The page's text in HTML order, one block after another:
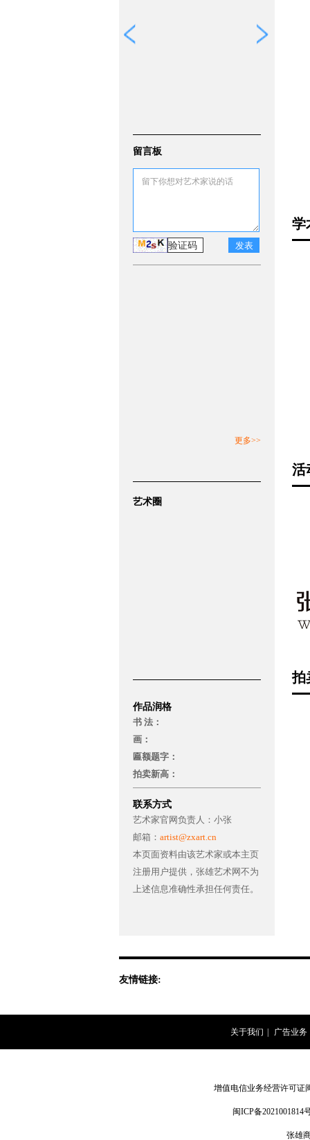
留言板
更多>>
艺术圈
作品润格
书 法：
画：
匾额题字：
拍卖新高：
联系方式
艺术家官网负责人： 小张
邮箱： artist@zxart.cn
本页面资料由该艺术家或本主页
注册用户提供，张雄艺术网不为
上述信息准确性承担任何责任。
学
活
拍
友情链接:
关于我们 广告业务
增值电信业务经营许可证
闽ICP备2021001814
张雄